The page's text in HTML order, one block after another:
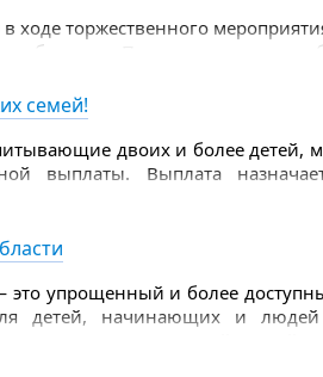
ходе торжественного
работника. Почетные награды
области — Министр
семей!
двоих и более детей,
выплаты. Выплата
упрощенный и более
детей, начинающих и людей
на суставы и позволяет